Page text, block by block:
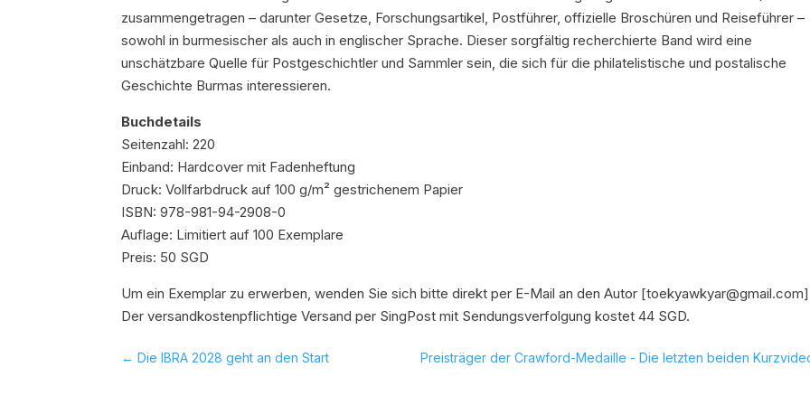
zusammengetragen – darunter Gesetze, Forschungsartikel, Postführer, offizielle Broschüren und Reiseführer –
sowohl in burmesischer als auch in englischer Sprache. Dieser sorgfältig recherchierte Band wird eine
unschätzbare Quelle für Postgeschichtler und Sammler sein, die sich für die philatelistische und postalische
Geschichte Burmas interessieren.
Buchdetails
Seitenzahl: 220
Einband: Hardcover mit Fadenheftung
Druck: Vollfarbdruck auf 100 g/m² gestrichenem Papier
ISBN: 978-981-94-2908-0
Auflage: Limitiert auf 100 Exemplare
Preis: 50 SGD
Um ein Exemplar zu erwerben, wenden Sie sich bitte direkt per E-Mail an den Autor
Der versandkostenpflichtige Versand per SingPost mit Sendungsverfolgung kostet 44 SGD.
←Die IBRA 2028 geht an den Start Preisträger der Crawford-Medaille - Die letzten beiden